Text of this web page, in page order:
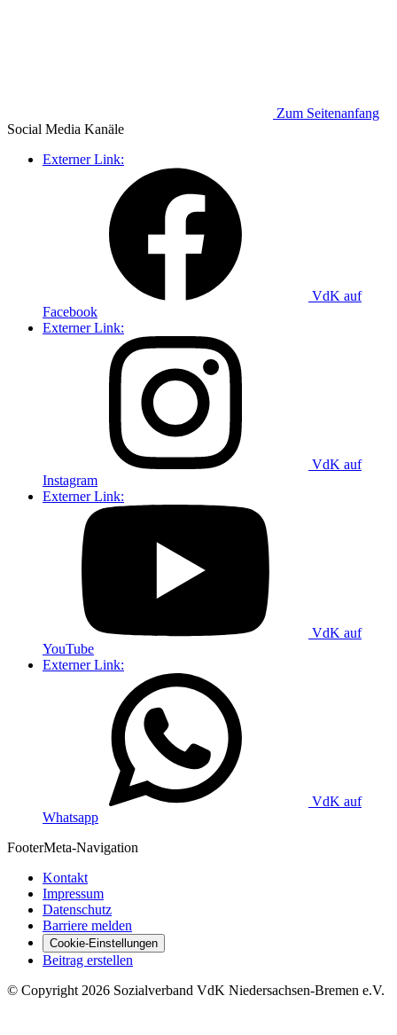
Zum Seitenanfang
Social Media Kanäle
Externer Link:
VdK auf
Facebook
Externer Link:
VdK auf
Instagram
Externer Link:
VdK auf
YouTube
Externer Link:
VdK auf
Whatsapp
FooterMeta-Navigation
Kontakt
Impressum
Datenschutz
Barriere melden
Cookie-Einstellungen
Beitrag erstellen
© Copyright 2026 Sozialverband VdK Niedersachsen-Bremen e.V.